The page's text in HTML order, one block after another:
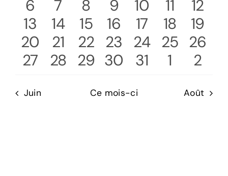
vues
évènements
évènement
évènement
évènement
évènement
0
évènements
6
2
évènements
7
1
évènement
8
2
évènements
9
1
évènement
10
2
11
2
12
0
évènements
13
0
évènements
14
1
évènement
15
0
évènements
16
1
évènement
17
3
18
2
19
1
évènement
20
1
évènement
21
1
évènement
22
3
évènements
23
1
évènement
24
2
25 2
26
0
27
1
28
1
29 1
30
1
31
2
1
1
2
Juin Ce mois-ci Août